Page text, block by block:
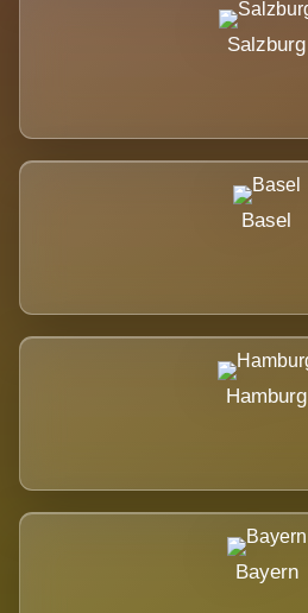
Salzburg
Basel
Hamburg
Bayern